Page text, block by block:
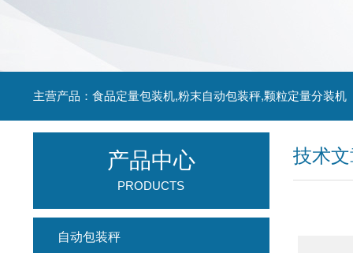
主营产品：食品定量包装机,粉末自动包装秤,颗粒定量分装机
技术
产品中心
PRODUCTS
自动包装秤